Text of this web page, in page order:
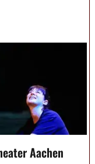
Aachen